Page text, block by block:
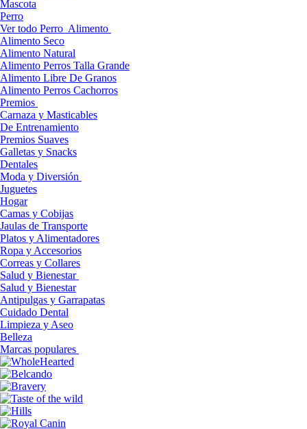
Mascota
Perro
Ver todo Perro Alimento
Alimento Seco
Alimento Natural
Alimento Perros Talla Grande
Alimento Libre De Granos
Alimento Perros Cachorros
Premios
Carnaza y Masticables
De Entrenamiento
Premios Suaves
Galletas y Snacks
Dentales
Moda y Diversión
Juguetes
Hogar
Camas y Cobijas
Jaulas de Transporte
Platos y Alimentadores
Ropa y Accesorios
Correas y Collares
Salud y Bienestar
Salud y Bienestar
Antipulgas y Garrapatas
Cuidado Dental
Limpieza y Aseo
Belleza
Marcas populares